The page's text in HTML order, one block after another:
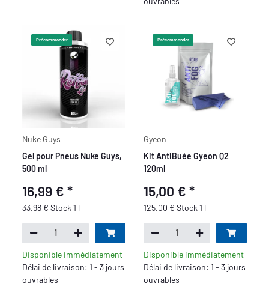
Précommander
Nuke Guys
Gel pour Pneus Nuke Guys,
500 ml
16,99 €*
33,98 € Stock 1 l
Disponible immédiatement
Délai de livraison: 1 - 3 jours
ouvrables
Précommander
Gyeon
Kit AntiBuée Gyeon Q2
120ml
15,00 € *
125,00 € Stock 1 l
Disponible immédiatement
Délai de livraison: 1 - 3 jours
ouvrables